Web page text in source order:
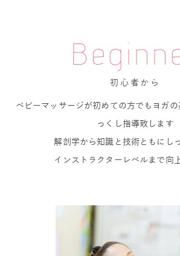
初心者から
ベビーマッサージが初めての方でもヨガ
っくし指導致します
解剖学から知識と技術ともにし
インストラクターレベルまで向